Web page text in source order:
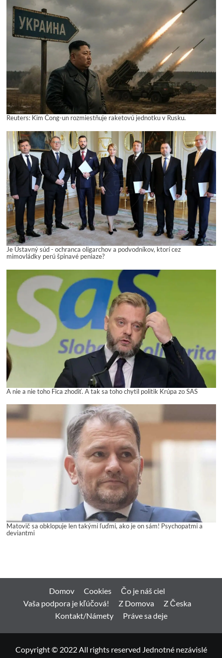
Reuters: Kim Čong-un rozmiestňuje raketovú jednotku v Rusku.
Je Ústavný súd - ochranca oligarchov a podvodníkov, ktorí cez
mimovládky perú špinavé peniaze?
A nie a nie toho Fica zhodiť. A tak sa toho chytil politik Krúpa zo SAS
Matovič sa obklopuje len takými ľuďmi, ako je on sám! Psychopatmi a
deviantmi
Domov Cookies
Čo je náš ciel
Vaša podpora je kľúčová!
Z Domova
Z Česka
Kontakt/Námety
Práve sa deje
Copyright © 2022 All rights reserved Jednotné nezávislé